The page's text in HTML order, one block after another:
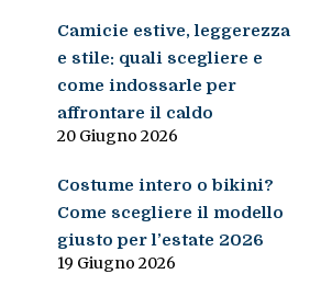
Camicie estive, leggerezza
e stile: quali scegliere e
come indossarle per
affrontare il caldo
20 Giugno 2026
Costume intero o bikini?
Come scegliere il modello
giusto per l’estate 2026
19 Giugno 2026